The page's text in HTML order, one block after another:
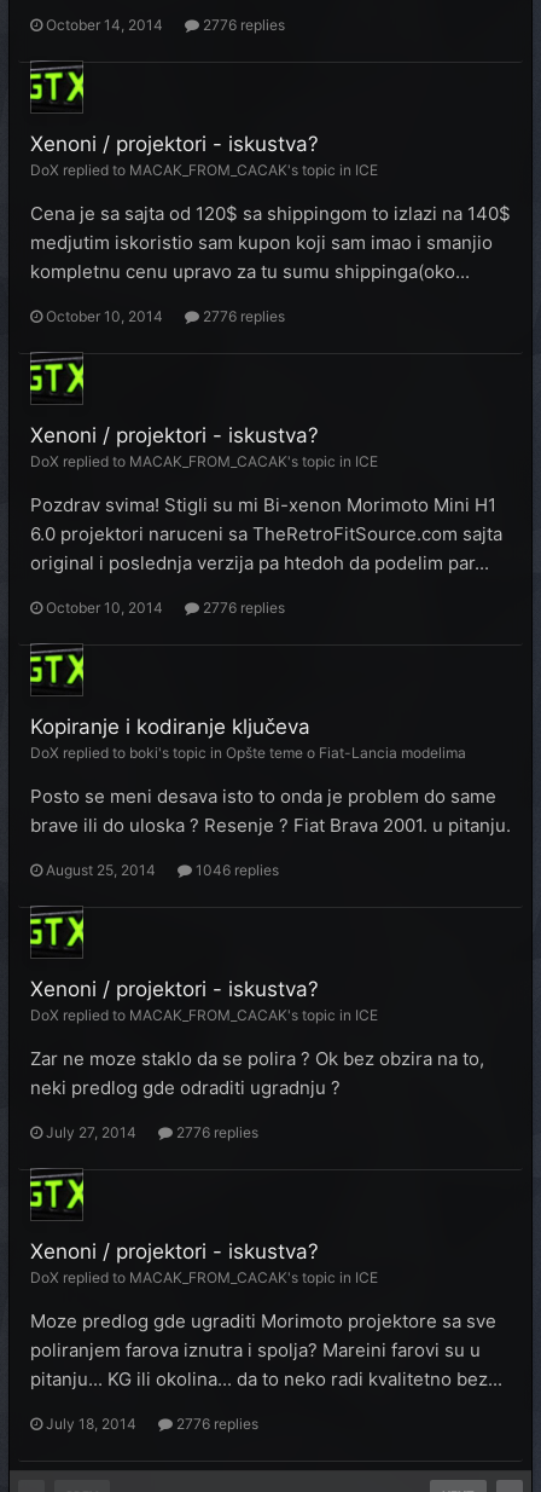
October 14, 2014 2776 replies
Xenoni / projektori - iskustva?
DoX replied to MACAK_FROM_CACAK's topic in ICE
Cena je sa sajta od 120$ sa shippingom to izlazi na 140$
medjutim iskoristio sam kupon koji sam imao i smanjio
kompletnu cenu upravo za tu sumu shippinga(oko...
October 10, 2014 2776 replies
Xenoni / projektori - iskustva?
DoX replied to MACAK_FROM_CACAK's topic in ICE
Pozdrav svima! Stigli su mi Bi-xenon Morimoto Mini H1
6.0 projektori naruceni sa TheRetroFitSource.com sajta
original i poslednja verzija pa htedoh da podelim par...
October 10, 2014 2776 replies
Kopiranje i kodiranje ključeva
DoX replied to boki's topic in Opšte teme o Fiat-Lancia modelima
Posto se meni desava isto to onda je problem do same
brave ili do uloska ? Resenje ? Fiat Brava 2001. u pitanju.
August 25, 2014 1046 replies
Xenoni / projektori - iskustva?
DoX replied to MACAK_FROM_CACAK's topic in ICE
Zar ne moze staklo da se polira ? Ok bez obzira na to,
neki predlog gde odraditi ugradnju ?
July 27, 2014 2776 replies
Xenoni / projektori - iskustva?
DoX replied to MACAK_FROM_CACAK's topic in ICE
Moze predlog gde ugraditi Morimoto projektore sa sve
poliranjem farova iznutra i spolja? Mareini farovi su u
pitanju... KG ili okolina... da to neko radi kvalitetno bez...
July 18, 2014 2776 replies